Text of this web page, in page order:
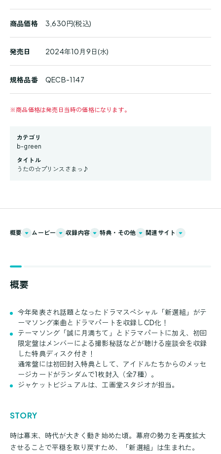
商品価格 3,630円(税込)
発売日 2024年10月9日(水)
規格品番 QECB-1147
※商品価格は発売日当時の価格になります。
カテゴリ
b-green
タイトル
うたの☆プリンスさまっ♪
概要 ムービー 収録内容 特典・その他 関連サイト
概要
今年発表され話題となったドラマスペシャル「新選組」がテ
ーマソング楽曲とドラマパートを収録しCD化！
テーマソング「誠に月満ちて」とドラマパートに加え、初回
限定盤はメンバーによる撮影秘話などが聴ける座談会を収録
した特典ディスク付き！
通常盤には初回封入特典として、アイドルたちからのメッセ
ージカードがランダムで1枚封入（全7種）。
ジャケットビジュアルは、工画堂スタジオが担当。
STORY
時は幕末、時代が大きく動き始めた頃。幕府の勢力を再度拡大
させることで平穏を取り戻すため、「新選組」は生まれた。